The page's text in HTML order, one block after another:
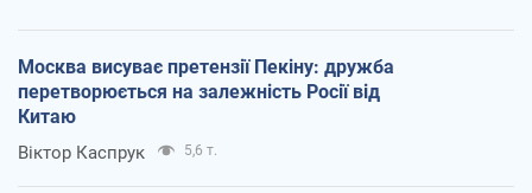
Москва висуває претензії Пекіну: дружба
перетворюється на залежність Росії від
Китаю
Віктор Каспрук 5,6 т.